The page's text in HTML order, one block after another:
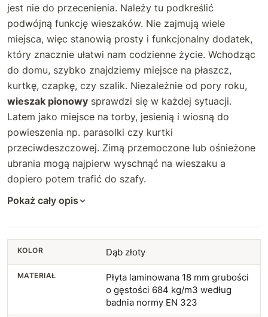
jest nie do przecenienia. Należy tu podkreślić
podwójną funkcję wieszaków. Nie zajmują wiele
miejsca, więc stanowią prosty i funkcjonalny dodatek,
który znacznie ułatwi nam codzienne życie. Wchodząc
do domu, szybko znajdziemy miejsce na płaszcz,
kurtkę, czapkę, czy szalik. Niezależnie od pory roku,
wieszak pionowy sprawdzi się w każdej sytuacji.
Latem jako miejsce na torby, jesienią i wiosną do
powieszenia np. parasolki czy kurtki
przeciwdeszczowej. Zimą przemoczone lub ośnieżone
ubrania mogą najpierw wyschnąć na wieszaku a
dopiero potem trafić do szafy.
Pokaż cały opis
KOLOR Dąb złoty
MATERIAŁ
Płyta laminowana 18 mm grubości
o gęstości 684 kg/m3 według
badnia normy EN 323